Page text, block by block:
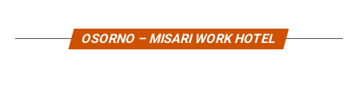
OSORNO – MISARI WORK HOTEL